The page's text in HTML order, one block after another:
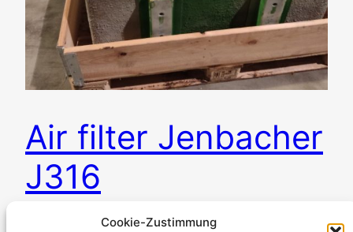
Cookie-Zustimmung
Air filter Jenbacher
J316